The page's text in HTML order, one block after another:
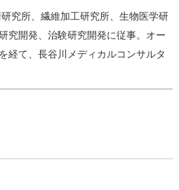
究所、繊維加工研究所、生物医学研
究開発、治験研究開発に従事。オー
経て、長谷川メディカルコンサルタ